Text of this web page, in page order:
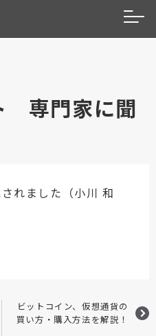
専門家に聞
れました（小川 和
ビットコイン、仮想通貨の
買い方・購入方法を解説！